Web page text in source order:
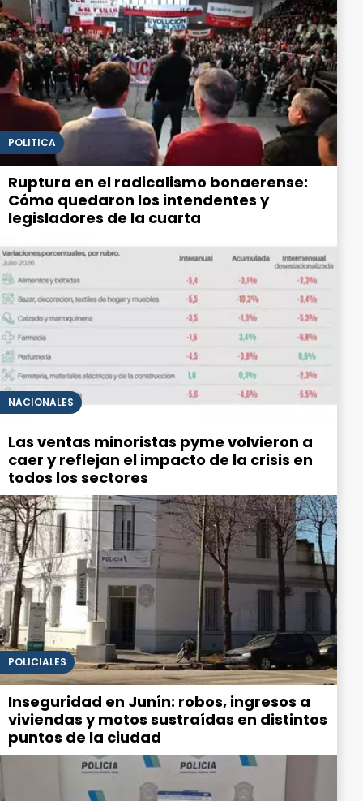
POLITICA
Ruptura en el radicalismo bonaerense:
Cómo quedaron los intendentes y
legisladores de la cuarta
NACIONALES
Las ventas minoristas pyme volvieron a
caer y reflejan el impacto de la crisis en
todos los sectores
POLICIALES
Inseguridad en Junín: robos, ingresos a
viviendas y motos sustraídas en distintos
puntos de la ciudad